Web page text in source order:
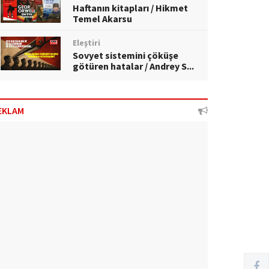
Haftanın kitapları / Hikmet
Temel Akarsu
Eleştiri
Sovyet sistemini çöküşe
götüren hatalar / Andrey S...